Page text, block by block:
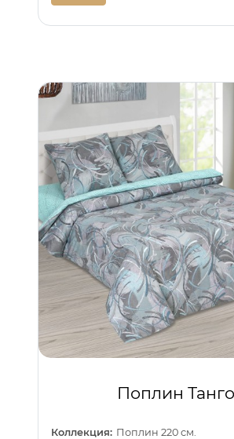
Поплин Танго
Коллекция: Поплин 220 см.